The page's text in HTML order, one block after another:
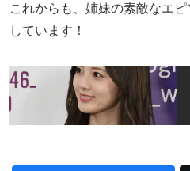
これからも、姉妹の素敵なエ
しています！